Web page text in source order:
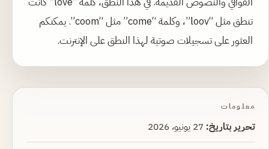
تنطق مثل “loov”، وكلمة “come” مثل “coom”. يمكنكم
العثور على تسجيلات صوتية لهذا النطق على الإنترنت.
معلومات
تحرير بتاريخ: